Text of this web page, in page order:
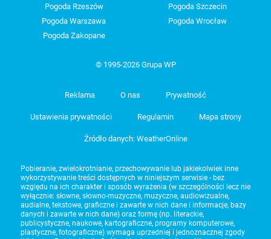
Pogoda Rzeszów
Pogoda Szczecin
Pogoda Warszawa
Pogoda Wrocław
Pogoda Zakopane
© 1995-2026 Grupa WP
Reklama O nas Prywatność
Ustawienia prywatności Regulamin Mapa strony
Źródło danych: WeatherOnline
Pobieranie, zwielokrotnianie, przechowywanie lub jakiekolwiek inne
wykorzystywanie treści dostępnych w niniejszym serwisie - bez
względu na ich charakter i sposób wyrażenia (w szczególności lecz nie
wyłącznie: słowne, słowno-muzyczne, muzyczne, audiowizualne,
audialne, tekstowe, graficzne i zawarte w nich dane i informacje, bazy
danych i zawarte w nich dane) oraz formę (np. literackie,
publicystyczne, naukowe, kartograficzne, programy komputerowe,
plastyczne, fotograficzne) wymaga uprzedniej i jednoznacznej zgody